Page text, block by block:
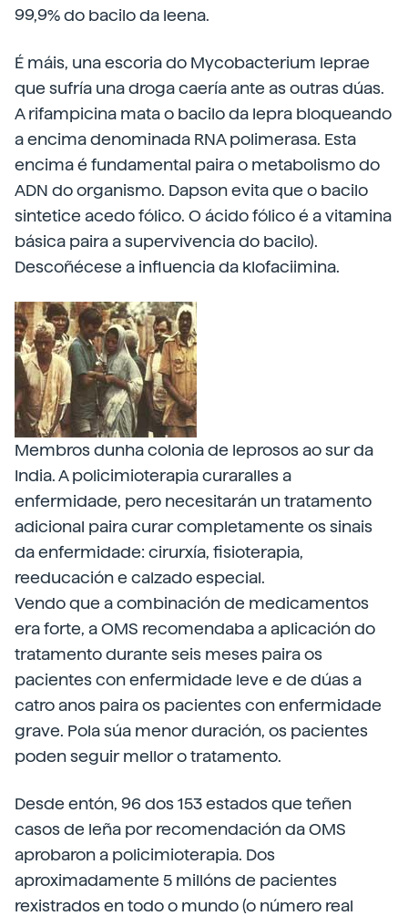
99,9% do bacilo da leena.
É máis, una escoria do Mycobacterium leprae
que sufría una droga caería ante as outras dúas.
A rifampicina mata o bacilo da lepra bloqueando
a encima denominada RNA polimerasa. Esta
encima é fundamental paira o metabolismo do
ADN do organismo. Dapson evita que o bacilo
sintetice acedo fólico. O ácido fólico é a vitamina
básica paira a supervivencia do bacilo).
Descoñécese a influencia da klofaciimina.
Membros dunha colonia de leprosos ao sur da
India. A policimioterapia curaralles a
enfermidade, pero necesitarán un tratamento
adicional paira curar completamente os sinais
da enfermidade: cirurxía, fisioterapia,
reeducación e calzado especial.
Vendo que a combinación de medicamentos
era forte, a OMS recomendaba a aplicación do
tratamento durante seis meses paira os
pacientes con enfermidade leve e de dúas a
catro anos paira os pacientes con enfermidade
grave. Pola súa menor duración, os pacientes
poden seguir mellor o tratamento.
Desde entón, 96 dos 153 estados que teñen
casos de leña por recomendación da OMS
aprobaron a policimioterapia. Dos
aproximadamente 5 millóns de pacientes
rexistrados en todo o mundo (o número real